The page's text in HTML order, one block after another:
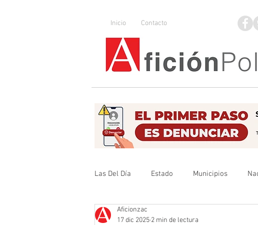
Inicio Contacto
Las Del Día Estado Municipios
Que no se olvide
Aficionzac
17 dic 2025 2 min de lectura